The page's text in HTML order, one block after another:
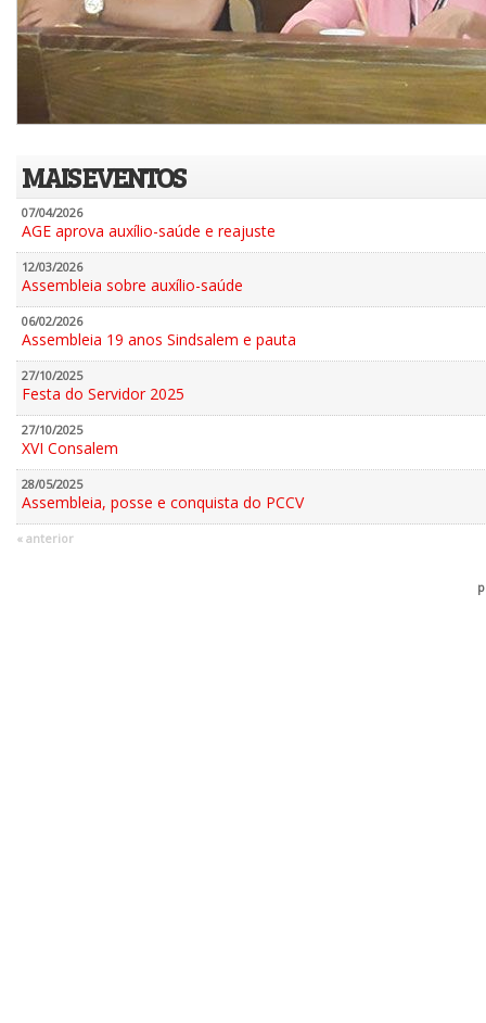
MAIS EVENTOS
07/04/2026
AGE aprova auxílio-saúde e reajuste
12/03/2026
Assembleia sobre auxílio-saúde
06/02/2026
Assembleia 19 anos Sindsalem e pauta
27/10/2025
Festa do Servidor 2025
27/10/2025
XVI Consalem
28/05/2025
Assembleia, posse e conquista do PCCV
« anterior